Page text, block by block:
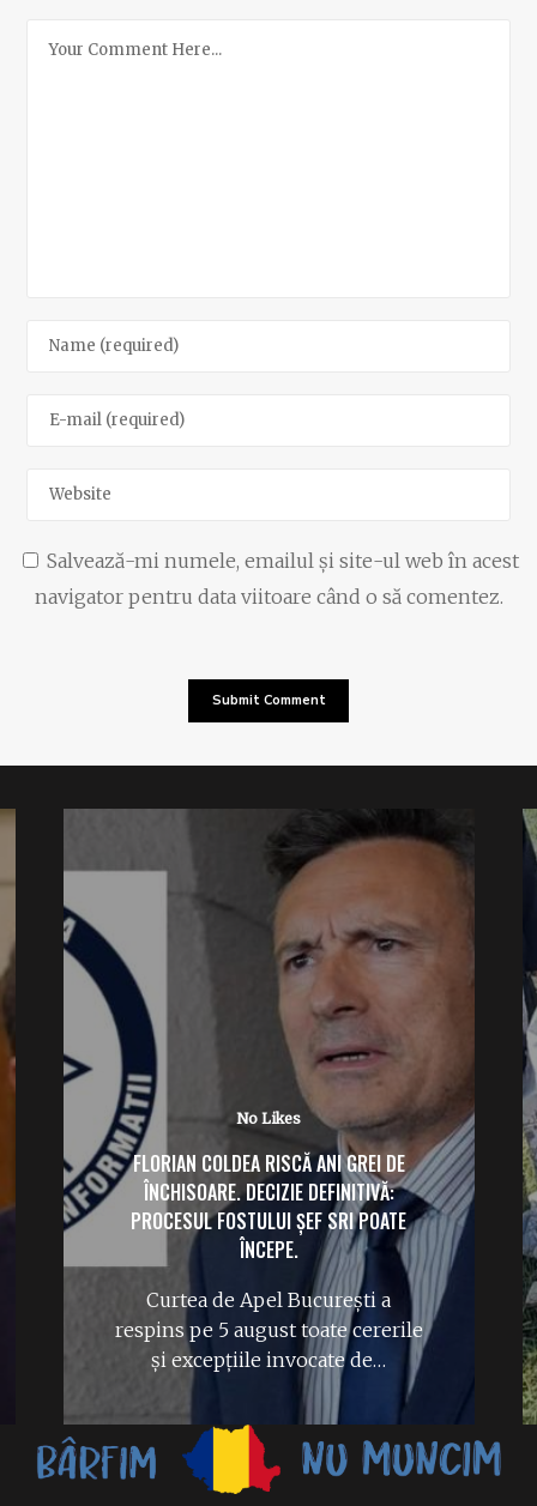
Salvează-mi numele, emailul și site-ul web în acest
navigator pentru data viitoare când o să comentez.
No Likes
FLORIAN COLDEA RISCĂ ANI GREI DE
ÎNCHISOARE. DECIZIE DEFINITIVĂ:
PROCESUL FOSTULUI ȘEF SRI POATE
ÎNCEPE.
Curtea de Apel București a
respins pe 5 august toate cererile
și excepțiile invocate de…